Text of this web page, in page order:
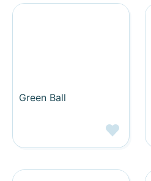
Green Ball